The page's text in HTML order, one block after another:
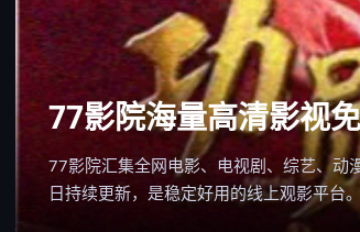
77影院海量高清影视
77影院汇集全网电影、电视剧、综艺、动
日持续更新，是稳定好用的线上观影平台